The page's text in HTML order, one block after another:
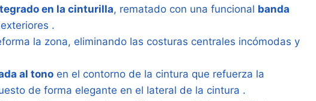
en la cinturilla, rematado con una funcional banda
.
la zona, eliminando las costuras centrales incómodas y
al tonoen el contorno de la cintura que refuerza la
de forma elegante en el lateral de la cintura .